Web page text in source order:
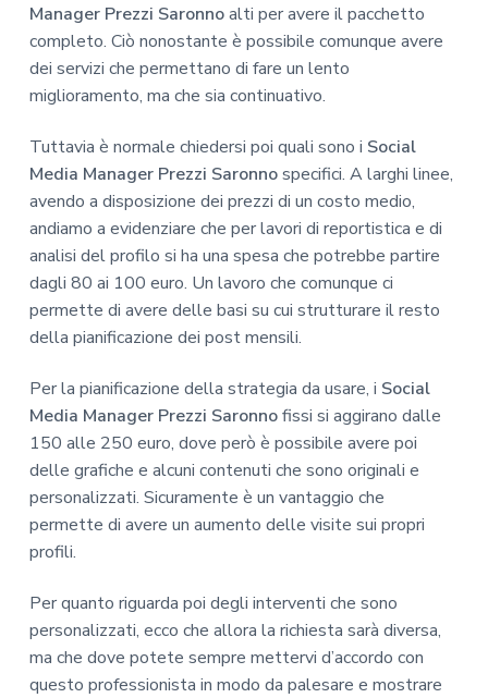
Manager Prezzi Saronnoalti per avere il pacchetto
completo. Ciò nonostante è possibile comunque avere
dei servizi che permettano di fare un lento
miglioramento, ma che sia continuativo.
Tuttavia è normale chiedersi poi quali sono i Social
Media Manager Prezzi Saronnospecifici. A larghi linee,
avendo a disposizione dei prezzi di un costo medio,
andiamo a evidenziare che per lavori di reportistica e di
analisi del profilo si ha una spesa che potrebbe partire
dagli 80 ai 100 euro. Un lavoro che comunque ci
permette di avere delle basi su cui strutturare il resto
della pianificazione dei post mensili.
Per la pianificazione della strategia da usare, i Social
Media Manager Prezzi Saronnofissi si aggirano dalle
150 alle 250 euro, dove però è possibile avere poi
delle grafiche e alcuni contenuti che sono originali e
personalizzati. Sicuramente è un vantaggio che
permette di avere un aumento delle visite sui propri
profili.
Per quanto riguarda poi degli interventi che sono
personalizzati, ecco che allora la richiesta sarà diversa,
ma che dove potete sempre mettervi d’accordo con
questo professionista in modo da palesare e mostrare